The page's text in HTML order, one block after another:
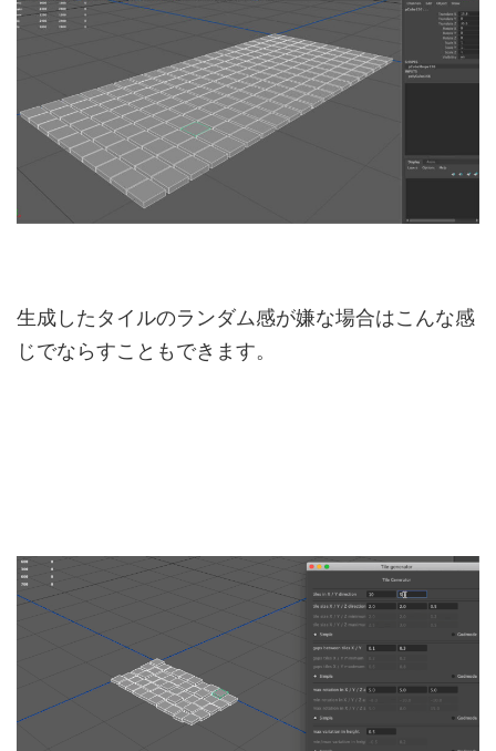
生成したタイルのランダム感が嫌な場合はこんな感
じでならすこともできます。